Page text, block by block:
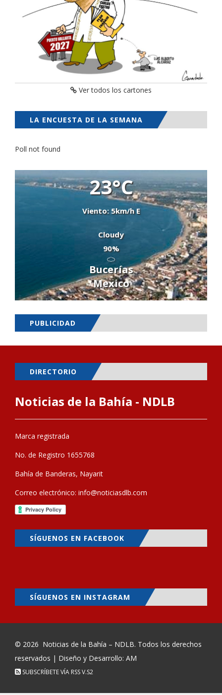
Ver todos los cartones
LA ENCUESTA DE LA SEMANA
Poll not found
23°C
Viento: 5km/h E
Cloudy
90%
Bucerías
Mexico
PUBLICIDAD
DIRECTORIO
Noticias de la Bahía - NDLB
Marca registrada
No. de Registro 1655768
Bahía de Banderas, Nayarit
Correo electrónico: info@noticiasdlb.com
SÍGUENOS EN FACEBOOK
SÍGUENOS EN INSTAGRAM
© 2026 Noticias de la Bahía – NDLB. Todos los derechos
reservados | Diseño y Desarrollo: AM
SUBSCRÍBETE VÍA RSSV.S2